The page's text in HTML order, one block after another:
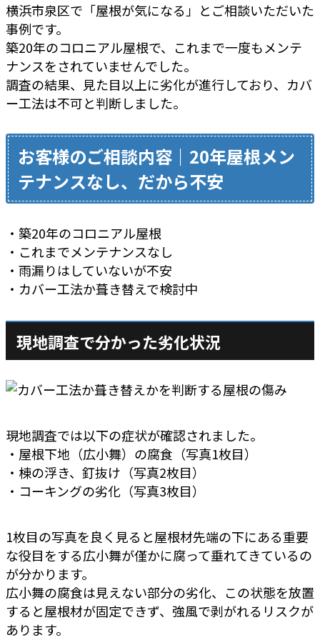
横浜市泉区で「屋根が気になる」とご相談いただいた
事例です。
築20年のコロニアル屋根で、これまで一度もメンテ
ナンスをされていませんでした。
調査の結果、見た目以上に劣化が進行しており、カバ
ー工法は不可と判断しました。
お客様のご相談内容｜20年屋根メン
テナンスなし、だから不安
・築20年のコロニアル屋根
・これまでメンテナンスなし
・雨漏りはしていないが不安
・カバー工法か葺き替えで検討中
現地調査で分かった劣化状況
現地調査では以下の症状が確認されました。
・屋根下地（広小舞）の腐食（写真1枚目）
・棟の浮き、釘抜け（写真2枚目）
・コーキングの劣化（写真3枚目）
1枚目の写真を良く見ると屋根材先端の下にある重要
な役目をする広小舞が僅かに腐って垂れてきているの
が分かります。
広小舞の腐食は見えない部分の劣化、この状態を放置
すると屋根材が固定できず、強風で剥がれるリスクが
あります。